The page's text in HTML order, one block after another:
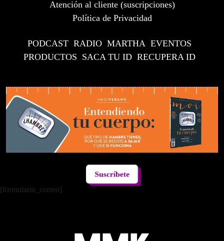
Atención al cliente (suscripciones)
Política de Privacidad
PODCAST RADIO MARTHA EVENTOS
PRODUCTOS SACA TU ID RECUPERA ID
Suscríbete
[formulario_correo]